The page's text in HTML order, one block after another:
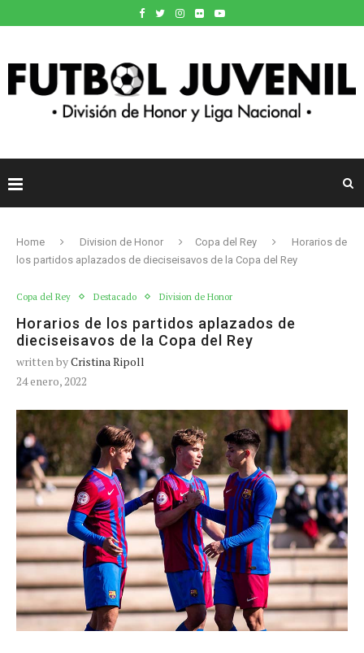
Home Division de Honor Copa del Rey
Horarios de
los partidos aplazados de dieciseisavos de la Copa del Rey
Copa del Rey Destacado Division de Honor
Horarios de los partidos aplazados de
dieciseisavos de la Copa del Rey
written byCristina Ripoll
24 enero, 2022